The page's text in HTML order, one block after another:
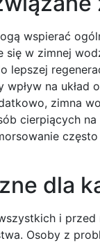
wspierać
w zimnej
na
zimna
cierpiących
dla
i
Osoby z